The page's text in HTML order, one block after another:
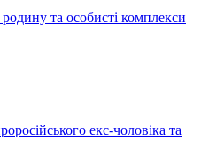
та особисті комплекси
екс-чоловіка та